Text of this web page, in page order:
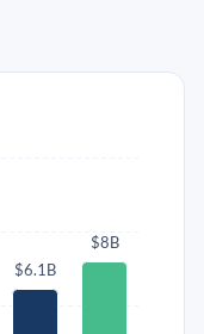
$6.1B
$8B